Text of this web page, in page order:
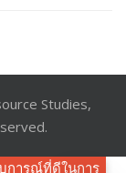
Studies,
การณ์ที่ดีในการ